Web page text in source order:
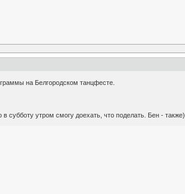
на Белгородском танцфесте.
субботу утром смогу доехать, что поделать. Бен - также).